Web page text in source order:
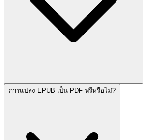
การแปลง EPUB เป็น PDF ฟรีหรือไม่?